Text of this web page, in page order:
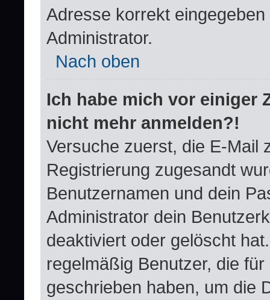
Adresse korrekt
Administrator.
Nach oben
Ich habe mich vor einiger
nicht mehr anmelden?!
Versuche zuerst, die E-Mail
Registrierung zugesandt
Benutzernamen und dein
Administrator dein
deaktiviert oder gelöscht
regelmäßig Benutzer, die
geschrieben haben, um die